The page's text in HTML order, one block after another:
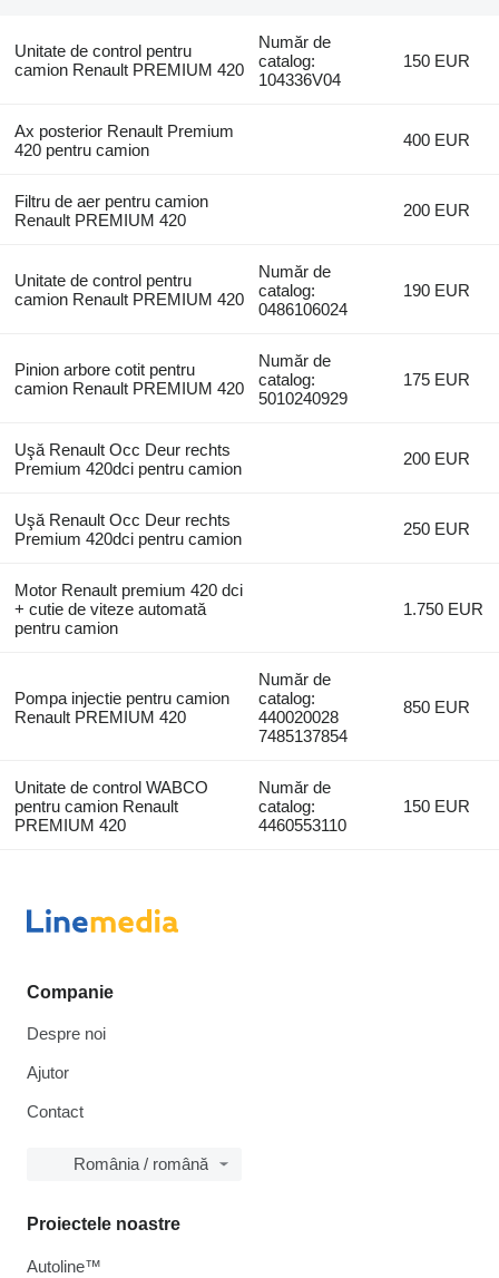
Unitate de control pentru
camion Renault PREMIUM 420
Număr de
catalog:
104336V04
150 EUR
Ax posterior Renault Premium
420 pentru camion
400 EUR
Filtru de aer pentru camion
Renault PREMIUM 420
200 EUR
Unitate de control pentru
camion Renault PREMIUM 420
Număr de
catalog:
0486106024
190 EUR
Pinion arbore cotit pentru
camion Renault PREMIUM 420
Număr de
catalog:
5010240929
175 EUR
Uşă Renault Occ Deur rechts
Premium 420dci pentru camion
200 EUR
Uşă Renault Occ Deur rechts
Premium 420dci pentru camion
250 EUR
Motor Renault premium 420 dci
+ cutie de viteze automată
pentru camion
1.750 EUR
Pompa injectie pentru camion
Renault PREMIUM 420
Număr de
catalog:
440020028
7485137854
850 EUR
Unitate de control WABCO
pentru camion Renault
PREMIUM 420
Număr de
catalog:
4460553110
150 EUR
Companie
Despre noi
Ajutor
Contact
România / română
Proiectele noastre
Autoline™